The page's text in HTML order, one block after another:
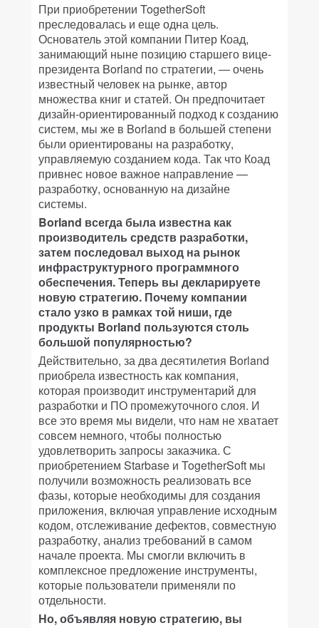
При приобретении TogetherSoft
преследовалась и еще одна цель.
Основатель этой компании Питер Коад,
занимающий ныне позицию старшего вице-
президента Borland по стратегии, — очень
известный человек на рынке, автор
множества книг и статей. Он предпочитает
дизайн-ориентированный подход к созданию
систем, мы же в Borland в большей степени
были ориентированы на разработку,
управляемую созданием кода. Так что Коад
привнес новое важное направление —
разработку, основанную на дизайне
системы.
Borland всегда была известна как
производитель средств разработки,
затем последовал выход на рынок
инфраструктурного программного
обеспечения. Теперь вы декларируете
новую стратегию. Почему компании
стало узко в рамках той ниши, где
продукты Borland пользуются столь
большой популярностью?
Действительно, за два десятилетия Borland
приобрела известность как компания,
которая производит инструментарий для
разработки и ПО промежуточного слоя. И
все это время мы видели, что нам не хватает
совсем немного, чтобы полностью
удовлетворить запросы заказчика. С
приобретением Starbase и TogetherSoft мы
получили возможность реализовать все
фазы, которые необходимы для создания
приложения, включая управление исходным
кодом, отслеживание дефектов, совместную
разработку, анализ требований в самом
начале проекта. Мы смогли включить в
комплексное предложение инструменты,
которые пользователи применяли по
отдельности.
Но, объявляя новую стратегию, вы